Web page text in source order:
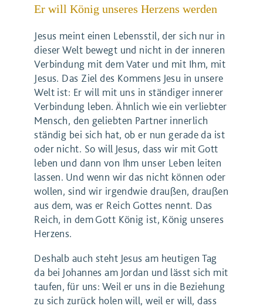
Er will König unseres Herzens werden
Jesus meint einen Lebensstil, der sich nur in
dieser Welt bewegt und nicht in der inneren
Verbindung mit dem Vater und mit Ihm, mit
Jesus. Das Ziel des Kommens Jesu in unsere
Welt ist: Er will mit uns in ständiger innerer
Verbindung leben. Ähnlich wie ein verliebter
Mensch, den geliebten Partner innerlich
ständig bei sich hat, ob er nun gerade da ist
oder nicht. So will Jesus, dass wir mit Gott
leben und dann von Ihm unser Leben leiten
lassen. Und wenn wir das nicht können oder
wollen, sind wir irgendwie draußen, draußen
aus dem, was er Reich Gottes nennt. Das
Reich, in dem Gott König ist, König unseres
Herzens.
Deshalb auch steht Jesus am heutigen Tag
da bei Johannes am Jordan und lässt sich mit
taufen, für uns: Weil er uns in die Beziehung
zu sich zurück holen will, weil er will, dass